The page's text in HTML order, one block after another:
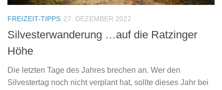
FREIZEIT-TIPPS 27. DEZEMBER 2022
Silvesterwanderung …auf die Ratzinger
Höhe
Die letzten Tage des Jahres brechen an. Wer den
Silvestertag noch nicht verplant hat, sollte dieses Jahr bei